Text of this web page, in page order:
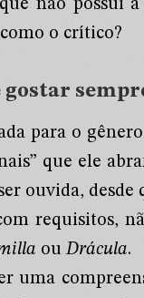
não possui
o crítico?
gostar
para o
que ele
ouvida, desde
requisitos,
ouDrácula.
uma